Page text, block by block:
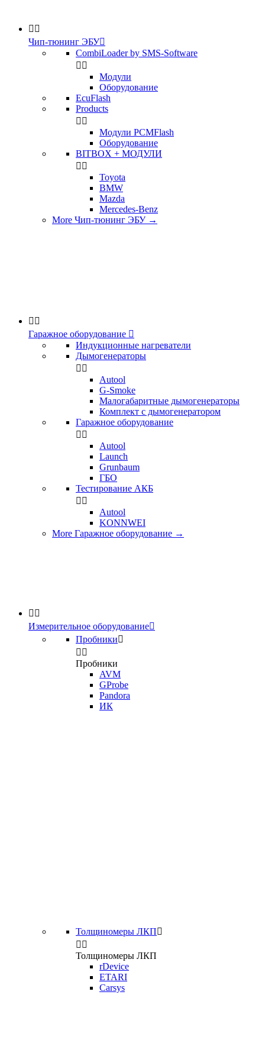
 
Чип-тюнинг ЭБУ
CombiLoader by SMS-Software
 
Модули
Оборудование
EcuFlash
Products
 
Модули PCMFlash
Оборудование
BITBOX + МОДУЛИ
 
Toyota
BMW
Mazda
Mercedes-Benz
More Чип-тюнинг ЭБУ →
 
Гаражное оборудование 
Индукционные нагреватели
Дымогенераторы
 
Аutool
G-Smoke
Малогабаритные дымогенераторы
Комплект с дымогенератором
Гаражное оборудование
 
Autool
Launch
Grunbaum
ГБО
Тестирование АКБ
 
Autool
KONNWEI
More Гаражное оборудование →
 
Измерительное оборудование
Пробники
 
Пробники
AVM
GProbe
Pandora
ИК
Толщиномеры ЛКП
 
Толщиномеры ЛКП
rDevice
ETARI
Carsys